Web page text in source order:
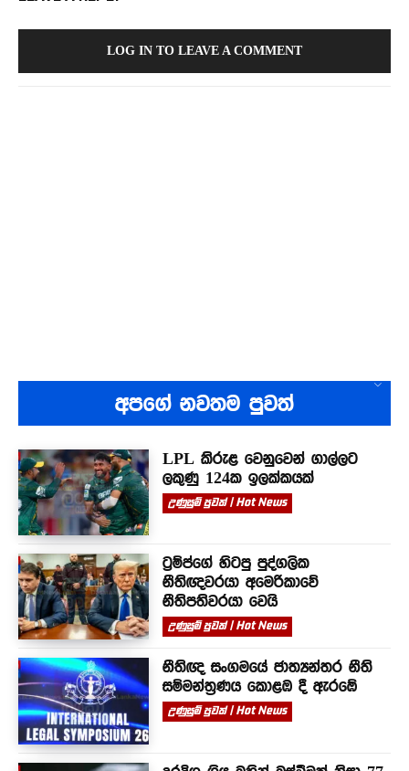
LOG IN TO LEAVE A COMMENT
අපගේ නවතම පුවත්
LPL කිරුළ වෙනුවෙන් ගාල්ලට
ලකුණු 124ක ඉලක්කයක්
උණුසුම් පුවත් | Hot News
ට්‍රම්ප්ගේ හිටපු පුද්ගලික
නීතිඥවරයා අමෙරිකාවේ
නීතිපතිවරයා වෙයි
උණුසුම් පුවත් | Hot News
නීතිඥ සංගමයේ ජාත්‍යන්තර නීති
සම්මන්ත්‍රණය කොළඹ දී ඇරඹේ
උණුසුම් පුවත් | Hot News